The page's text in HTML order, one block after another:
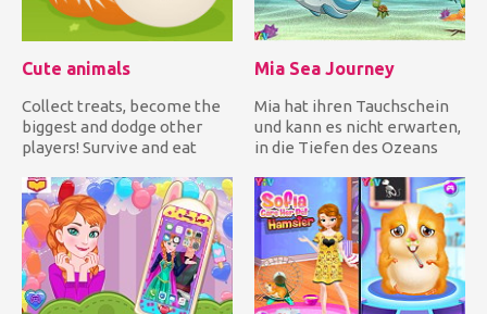
Cute animals
Collect treats, become the
biggest and dodge other
players! Survive and eat
Mia Sea Journey
Mia hat ihren Tauchschein
und kann es nicht erwarten,
in die Tiefen des Ozeans